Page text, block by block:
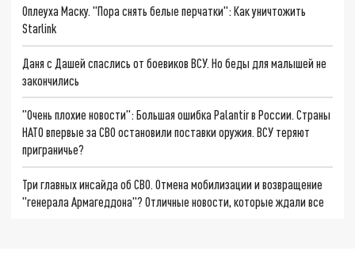
Оплеуха Маску. "Пора снять белые перчатки": Как уничтожить
Starlink
Даня с Дашей спаслись от боевиков ВСУ. Но беды для малышей не
закончились
"Очень плохие новости": Большая ошибка Palantir в России. Страны
НАТО впервые за СВО остановили поставки оружия. ВСУ теряют
приграничье?
Три главных инсайда об СВО. Отмена мобилизации и возвращение
"генерала Армагеддона"? Отличные новости, которые ждали все